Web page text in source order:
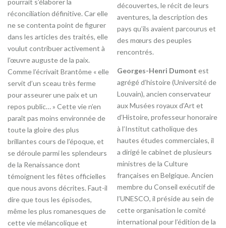
réconciliation définitive. Car elle
ne se contenta point de figurer
dans les articles des traités, elle
voulut contribuer activement à
l’œuvre auguste de la paix.
Comme l’écrivait Brantôme « elle
servit d’un sceau très ferme
pour asseurer une paix et un
repos public… » Cette vie n’en
paraît pas moins environnée de
toute la gloire des plus
brillantes cours de l’époque, et
se déroule parmi les splendeurs
de la Renaissance dont
témoignent les fêtes officielles
que nous avons décrites. Faut-il
dire que tous les épisodes,
même les plus romanesques de
cette vie mélancolique et
découvertes, le récit de leurs
aventures, la description des
pays qu’ils avaient parcourus et
des mœurs des peuples
rencontrés.
Georges-Henri Dumont est
agrégé d’histoire (Université de
Louvain), ancien conservateur
aux Musées royaux d’Art et
d’Histoire, professeur honoraire
à l’Institut catholique des
hautes études commerciales, il
a dirigé le cabinet de plusieurs
ministres de la Culture
françaises en Belgique. Ancien
membre du Conseil exécutif de
l’UNESCO, il préside au sein de
cette organisation le comité
international pour l’édition de la